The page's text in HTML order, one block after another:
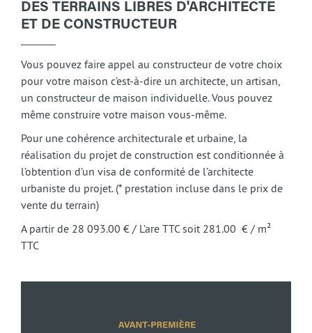
DES TERRAINS LIBRES D'ARCHITECTE
ET DE CONSTRUCTEUR
Vous pouvez faire appel au constructeur de votre choix
pour votre maison c’est-à-dire un architecte, un artisan,
un constructeur de maison individuelle. Vous pouvez
même construire votre maison vous-même.
Pour une cohérence architecturale et urbaine, la
réalisation du projet de construction est conditionnée à
l’obtention d’un visa de conformité de l’architecte
urbaniste du projet. (* prestation incluse dans le prix de
vente du terrain)
A partir de 28 093.00 € / L’are TTC soit 281.00 € / m²
TTC